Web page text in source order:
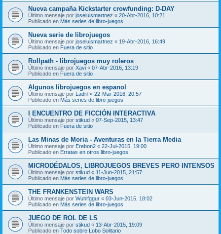
Nueva campaña Kickstarter crowfunding: D-DAY
Último mensaje por joseluismartnez « 20-Abr-2016, 10:21
Publicado en Más series de libro-juegos
Nueva serie de librojuegos
Último mensaje por joseluismartnez « 19-Abr-2016, 16:49
Publicado en Fuera de sitio
Rollpath - librojuegos muy roleros
Último mensaje por Xavi « 07-Abr-2016, 13:19
Publicado en Fuera de sitio
Algunos librojuegos en espanol
Último mensaje por Ladril « 22-Mar-2016, 20:57
Publicado en Más series de libro-juegos
I ENCUENTRO DE FICCIÓN INTERACTIVA
Último mensaje por stikud « 07-Sep-2015, 13:47
Publicado en Fuera de sitio
Las Minas de Moria - Aventuras en la Tierra Media
Último mensaje por Erebon2 « 22-Jul-2015, 19:00
Publicado en Erratas en otros libro-juegos
MICRODÉDALOS, LIBROJUEGOS BREVES PERO INTENSOS
Último mensaje por stikud « 11-Jun-2015, 21:57
Publicado en Más series de libro-juegos
THE FRANKENSTEIN WARS
Último mensaje por Wuhlfggur « 03-Jun-2015, 18:02
Publicado en Más series de libro-juegos
JUEGO DE ROL DE LS
Último mensaje por stikud « 13-Abr-2015, 19:09
Publicado en Todo sobre Lobo Solitario